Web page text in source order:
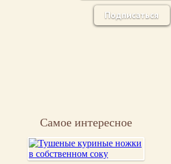
Подписаться
Самое интересное